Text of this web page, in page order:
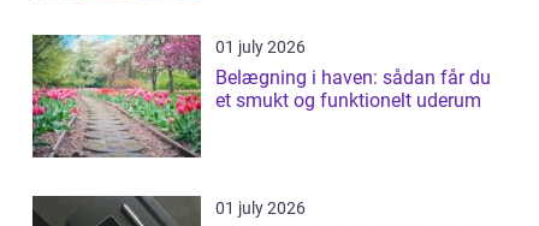
01 july 2026
Belægning i haven: sådan får du
et smukt og funktionelt uderum
01 july 2026